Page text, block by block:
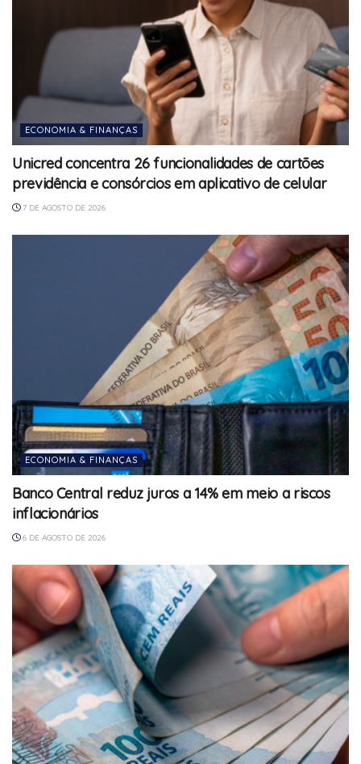
ECONOMIA & FINANÇAS
Unicred concentra 26 funcionalidades de cartões
previdência e consórcios em aplicativo de celular
7 DE AGOSTO DE 2026
ECONOMIA & FINANÇAS
Banco Central reduz juros a 14% em meio a riscos
inflacionários
6 DE AGOSTO DE 2026